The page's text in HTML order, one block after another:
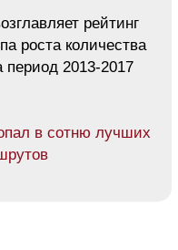
рейтинг
роста количества
период 2013-2017
в сотню лучших